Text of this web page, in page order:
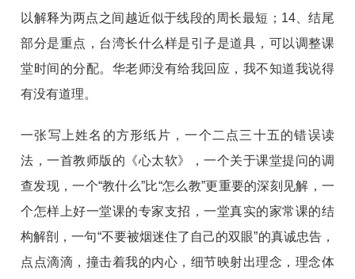
以解释为两点之间越近似于线段的周长最短；14、结尾
部分是重点，台湾长什么样是引子是道具，可以调整课
堂时间的分配。华老师没有给我回应，我不知道我说得
有没有道理。
一张写上姓名的方形纸片，一个二点三十五的错误读
法，一首教师版的《心太软》，一个关于课堂提问的调
查发现，一个“教什么”比“怎么教”更重要的深刻见解，一
个怎样上好一堂课的专家支招，一堂真实的家常课的结
构解剖，一句“不要被烟迷住了自己的双眼”的真诚忠告，
点点滴滴，撞击着我的内心，细节映射出理念，理念体